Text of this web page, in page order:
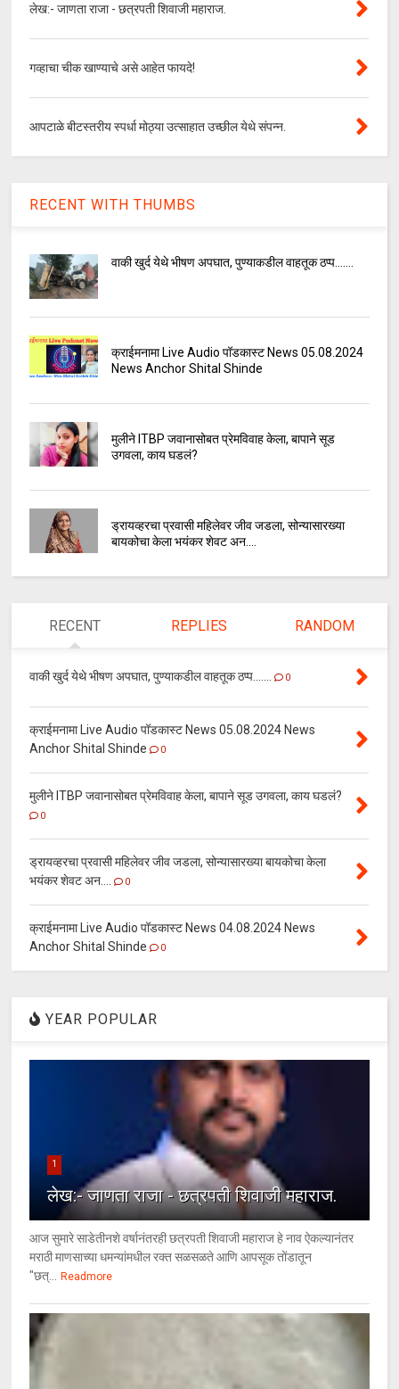
लेख:- जाणता राजा - छत्रपती शिवाजी महाराज.
गव्हाचा चीक खाण्याचे असे आहेत फायदे!
आपटाळे बीटस्तरीय स्पर्धा मोठ्या उत्साहात उच्छील येथे संपन्न.
RECENT WITH THUMBS
वाकी खुर्द येथे भीषण अपघात, पुण्याकडील वाहतूक ठप्प.......
क्राईमनामा Live Audio पॉडकास्ट News 05.08.2024
News Anchor Shital Shinde
मुलीने ITBP जवानासोबत प्रेमविवाह केला, बापाने सूड
उगवला, काय घडलं?
ड्रायव्हरचा प्रवासी महिलेवर जीव जडला, सोन्यासारख्या
बायकोचा केला भयंकर शेवट अन....
RECENT REPLIES RANDOM
वाकी खुर्द येथे भीषण अपघात, पुण्याकडील वाहतूक ठप्प....... 0
क्राईमनामा Live Audio पॉडकास्ट News 05.08.2024 News
Anchor Shital Shinde
0
मुलीने ITBP जवानासोबत प्रेमविवाह केला, बापाने सूड उगवला, काय घडलं?
0
ड्रायव्हरचा प्रवासी महिलेवर जीव जडला, सोन्यासारख्या बायकोचा केला
भयंकर शेवट अन....
0
क्राईमनामा Live Audio पॉडकास्ट News 04.08.2024 News
Anchor Shital Shinde
0
YEAR POPULAR
1
लेख:- जाणता राजा - छत्रपती शिवाजी महाराज.
आज सुमारे साडेतीनशे वर्षानंतरही छत्रपती शिवाजी महाराज हे नाव ऐकल्यानंतर
मराठी माणसाच्या धमन्यांमधील रक्त सळसळते आणि आपसूक तोंडातून
"छत्... Readmore